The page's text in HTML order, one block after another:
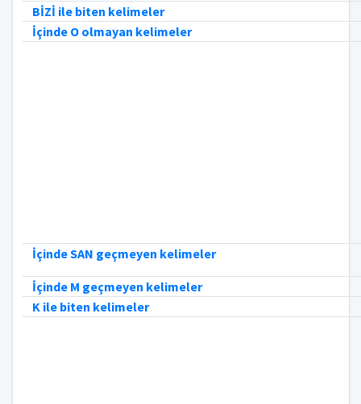
BİZİ ile biten kelimeler
İçinde O olmayan kelimeler
İçinde SAN geçmeyen kelimeler
İçinde M geçmeyen kelimeler
K ile biten kelimeler